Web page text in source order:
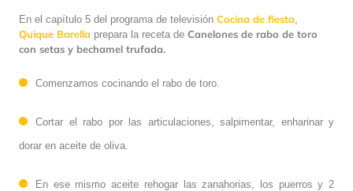
En el capítulo 5 del programa de televisión Cocina de fiesta
Quique Barella prepara la receta de Canelones de rabo de toro
con setas y bechamel trufada.
Comenzamos cocinando el rabo de toro.
Cortar el rabo por las articulaciones, salpimentar, enharinar y
dorar en aceite de oliva.
En ese mismo aceite rehogar las zanahorias, los puerros y 2